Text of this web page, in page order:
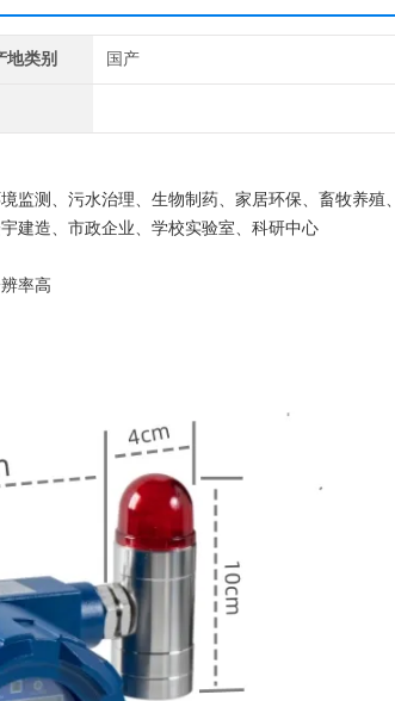
地类别 国产
监测、污水治理、生物制药、家居环保、畜牧养殖、
建造、市政企业、学校实验室、科研中心
率高